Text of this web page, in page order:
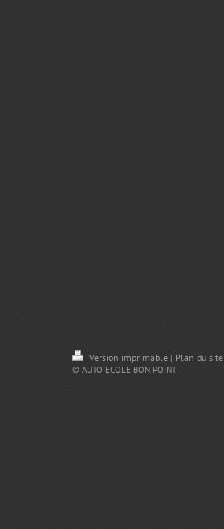
Version imprimable | Plan du site
© AUTO ECOLE BON POINT